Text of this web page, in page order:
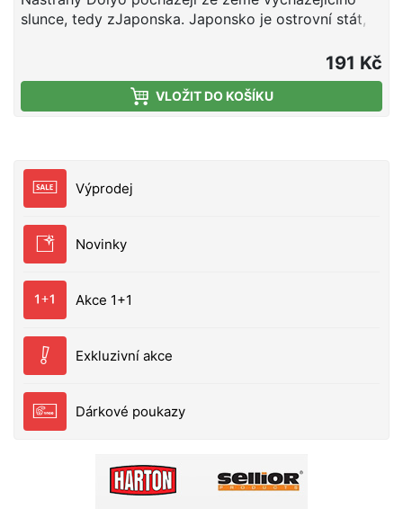
Výprodej
Novinky
Akce 1+1
Exkluzivní akce
Dárkové poukazy
slunce, tedy zJaponska. Japonsko je ostrovní stát,
zgenerace na generaci dala místním inženýrům
voblasti lovu ryb značné zkušenosti, které využili při
vývoji nástrah značky Doiyo. U výrobků této firmy je
zaručen. Všechny nástrahy jsou vyrobeny zextrémně
trvanlivého ABS plastu a jsou doplněny chrastítky
pozornosti zvědavého dravce. Vlastnosti těchto
nástrah jsou dokonale vyladěné a nesmí chybět ve
konstruován podle starého typu woblerů, je doplněn
speciálními kuličkami, které při pohybu vydávají
zvuk a dráždí tak okolní dravce. Obzvláště okouni
mají rádi tento typ nástrahy, lze však úspěšně chytit
i štiku nebo candáta. Kdostání jsou vprovedení Fukai,
Shudan nebo Hiratai vněkolika
barvách.velikosthmotnostx6,0cm11gplovoucí 0,6 -
191 Kč
VLOŽIT DO KOŠÍKU